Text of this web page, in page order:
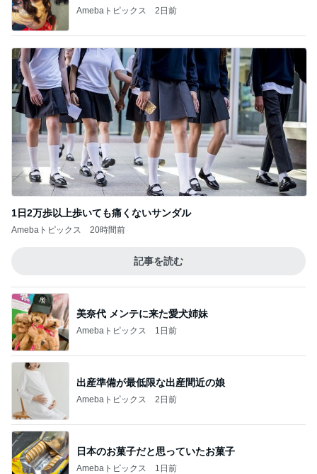
Amebaトピックス 2日前
1日2万歩以上歩いても痛くないサンダル
Amebaトピックス 20時間前
記事を読む
美奈代 メンテに来た愛犬姉妹
Amebaトピックス 1日前
出産準備が最低限な出産間近の娘
Amebaトピックス 2日前
日本のお菓子だと思っていたお菓子
Amebaトピックス 1日前